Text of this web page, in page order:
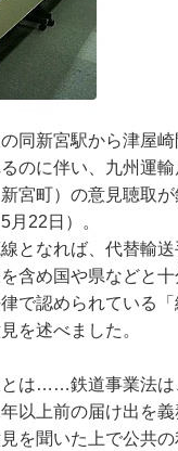
同新宮駅から津屋崎
のに伴い、九州運
宮町）の意見聴取
月22日）。
となれば、代替輸送
含め国や県などと
で認められている
を述べました。
は……鉄道事業法は
以上前の届け出を義
を聞いた上で公共